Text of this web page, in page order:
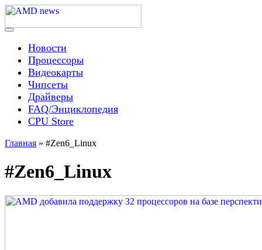
Skip
content
AMD news
Menu
Новости
Процессоры
Видеокарты
Чипсеты
Драйверы
FAQ/Энциклопедия
CPU Store
Главная » #Zen6_Linux
#Zen6_Linux